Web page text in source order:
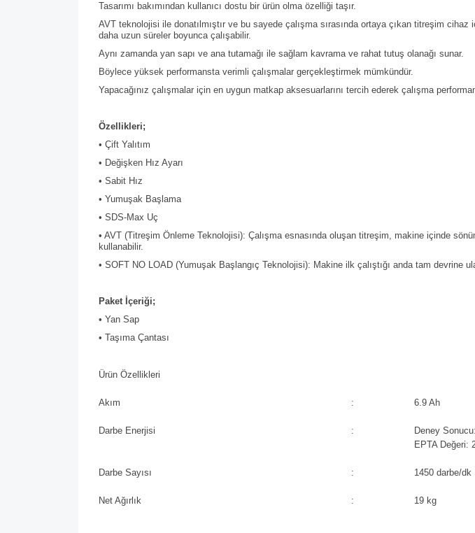
Tasarımı bakımından kullanıcı dostu bir ürün olma özelliği taşır.
AVT teknolojisi ile donatılmıştır ve bu sayede çalışma sırasında ortaya çıkan titreşim
daha uzun süreler boyunca çalışabilir.
Aynı zamanda yan sapı ve ana tutamağı ile sağlam kavrama ve rahat tutuş olanağı sunar.
Böylece yüksek performansta verimli çalışmalar gerçekleştirmek mümkündür.
Yapacağınız çalışmalar için en uygun matkap aksesuarlarını tercih ederek çalışma
Özellikleri;
• Çift Yalıtım
• Değişken Hız Ayarı
• Sabit Hız
• Yumuşak Başlama
• SDS-Max Uç
• AVT (Titreşim Önleme Teknolojisi): Çalışma esnasında oluşan titreşim, makine içinde
kullanabilir.
• SOFT NO LOAD (Yumuşak Başlangıç Teknolojisi): Makine ilk çalıştığı anda tam
Paket İçeriği;
• Yan Sap
• Taşıma Çantası
Ürün Özellikleri
Akım : 6.9 Ah
Darbe Enerjisi :
Deney
EPTA Değeri:
Darbe Sayısı : 1450 darbe/dk
Net Ağırlık : 19 kg